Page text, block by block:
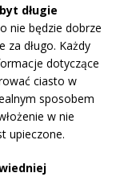
długie
nie będzie dobrze
za długo. Każdy
dotyczące
ciasto w
sposobem
w nie
upieczone.